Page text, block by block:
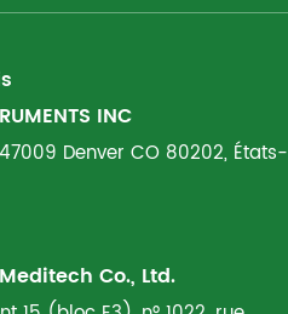
INC
Denver CO 80202, États-
Co., Ltd.